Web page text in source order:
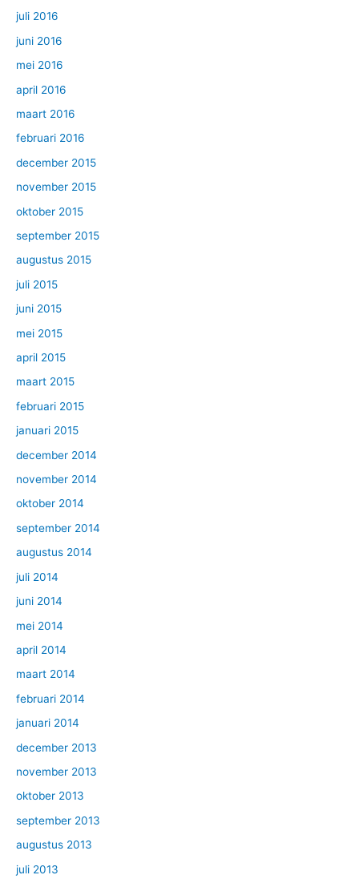
juli 2016
juni 2016
mei 2016
april 2016
maart 2016
februari 2016
december 2015
november 2015
oktober 2015
september 2015
augustus 2015
juli 2015
juni 2015
mei 2015
april 2015
maart 2015
februari 2015
januari 2015
december 2014
november 2014
oktober 2014
september 2014
augustus 2014
juli 2014
juni 2014
mei 2014
april 2014
maart 2014
februari 2014
januari 2014
december 2013
november 2013
oktober 2013
september 2013
augustus 2013
juli 2013